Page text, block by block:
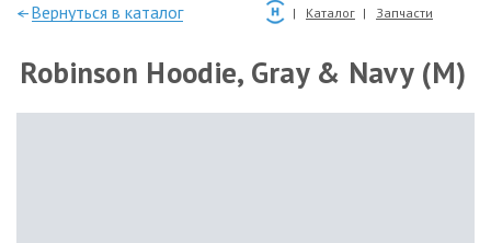
—Вернуться в каталог Каталог Запчасти
Robinson Hoodie, Gray & Navy (M)